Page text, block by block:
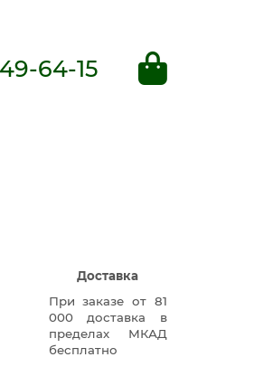
64-15
Доставка
При заказе от 81
000 доставка в
пределах МКАД
бесплатно